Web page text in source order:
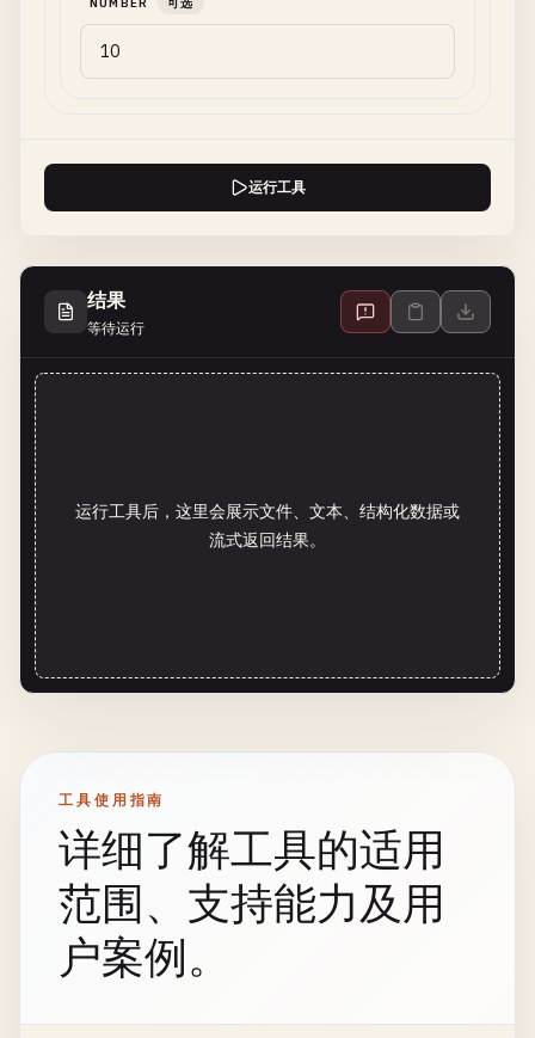
运行工具
结果
等待运行
运行工具后，这里会展示文件、文本、结构化数据或
流式返回结果。
工具使用指南
详细了解工具的适用
范围、支持能力及用
户案例。